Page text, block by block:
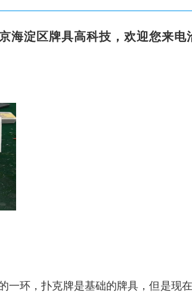
海淀区牌具高科技，欢迎您来电
一环，扑克牌是基础的牌具，但是现